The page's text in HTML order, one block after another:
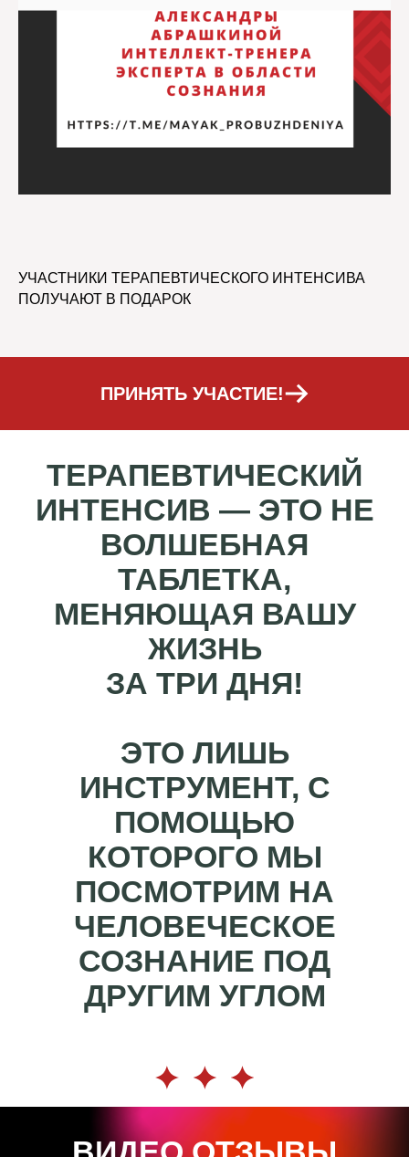
УЧАСТНИКИ ТЕРАПЕВТИЧЕСКОГО ИНТЕНСИВА
ПОЛУЧАЮТ В ПОДАРОК
ПРИНЯТЬ УЧАСТИЕ!
ТЕРАПЕВТИЧЕСКИЙ
ИНТЕНСИВ — ЭТО НЕ
ВОЛШЕБНАЯ
ТАБЛЕТКА,
МЕНЯЮЩАЯ ВАШУ
ЖИЗНЬ
ЗА ТРИ ДНЯ!
ЭТО ЛИШЬ
ИНСТРУМЕНТ, С
ПОМОЩЬЮ
КОТОРОГО МЫ
ПОСМОТРИМ НА
ЧЕЛОВЕЧЕСКОЕ
СОЗНАНИЕ ПОД
ДРУГИМ УГЛОМ